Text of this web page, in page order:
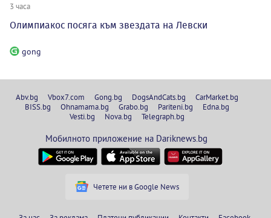
3 часа
Олимпиакос посяга към звездата на Левски
gong
Abv.bg Vbox7.com Gong.bg DogsAndCats.bg
CarMarket.bg
BISS.bg
Ohnamama.bg Grabo.bg Pariteni.bg
Edna.bg
Vesti.bg
Nova.bg Telegraph.bg
Мобилното приложение на Dariknews.bg
Четете ни в Google News